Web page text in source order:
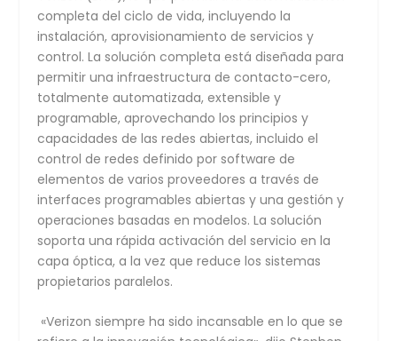
completa del ciclo de vida, incluyendo la
instalación, aprovisionamiento de servicios y
control. La solución completa está diseñada para
permitir una infraestructura de contacto-cero,
totalmente automatizada, extensible y
programable, aprovechando los principios y
capacidades de las redes abiertas, incluido el
control de redes definido por software de
elementos de varios proveedores a través de
interfaces programables abiertas y una gestión y
operaciones basadas en modelos. La solución
soporta una rápida activación del servicio en la
capa óptica, a la vez que reduce los sistemas
propietarios paralelos.
«Verizon siempre ha sido incansable en lo que se